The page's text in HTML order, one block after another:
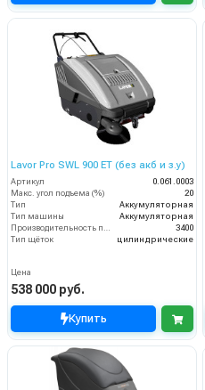
Lavor Pro SWL 900 ET (без акб и з.у)
Артикул
0.061.0003
Макс. угол подъема (%)
20
Тип
Аккумуляторная
Тип машины
Аккумуляторная
Производительность по площади (м2/ч)
3400
Тип щёток
цилиндрические
Цена
538 000 руб.
Купить